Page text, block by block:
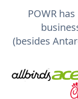
POWR
(besides